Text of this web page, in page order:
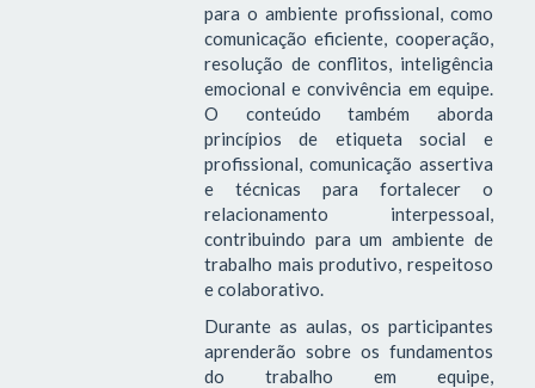
para o ambiente profissional, como
comunicação eficiente, cooperação,
resolução de conflitos, inteligência
emocional e convivência em equipe.
O conteúdo também aborda
princípios de etiqueta social e
profissional, comunicação assertiva
e técnicas para fortalecer o
relacionamento interpessoal,
contribuindo para um ambiente de
trabalho mais produtivo, respeitoso
e colaborativo.
Durante as aulas, os participantes
aprenderão sobre os fundamentos
do trabalho em equipe,